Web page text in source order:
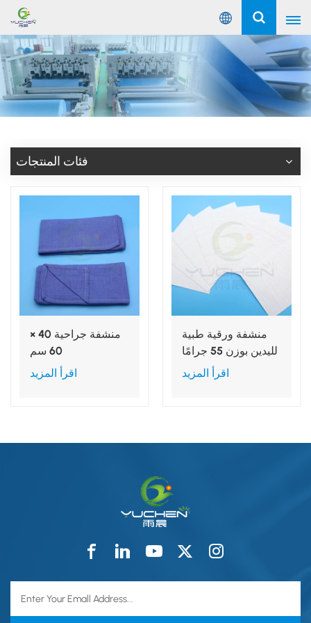
عربي
English
Русский
Español
فئات المنتجات
منشفة جراحية 40 ×
60 سم
اقرأ المزيد
منشفة ورقية طبية
لليدين بوزن 55 جرامًا
للمتر المربع، مقاس
30 × 40 سم / 40 ×
اقرأ المزيد